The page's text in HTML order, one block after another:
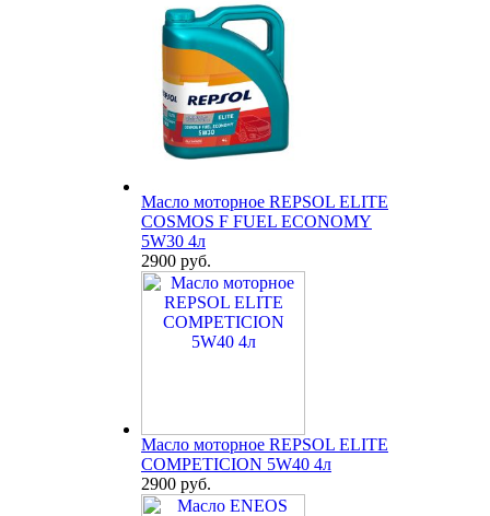
Масло моторное REPSOL ELITE
COSMOS F FUEL ECONOMY
5W30 4л
2900 руб.
Масло моторное REPSOL ELITE
COMPETICION 5W40 4л
2900 руб.